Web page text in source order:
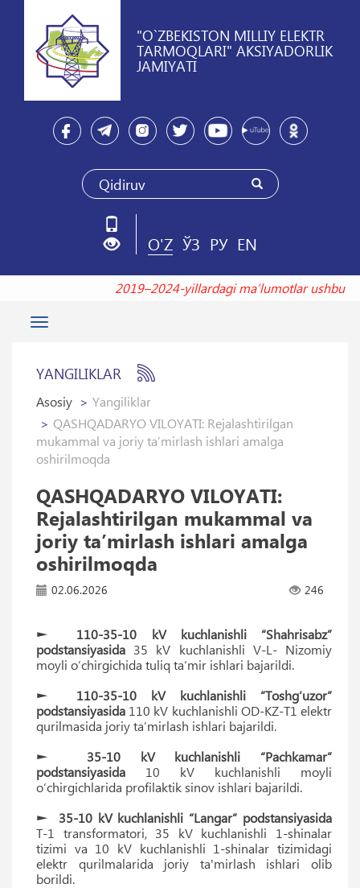
"O`ZBEKISTON MILLIY ELEKTR
TARMOQLARI" AKSIYADORLIK
JAMIYATI
O'Z ЎЗ РУ EN
2019–2024-yillardagi maʼlumotlar
Toggle
YANGILIKLAR
Asosiy
Yangiliklar
QASHQADARYO VILOYATI: Rejalashtirilgan
mukammal va joriy ta’mirlash ishlari amalga
oshirilmoqda
QASHQADARYO VILOYATI:
Rejalashtirilgan mukammal va
joriy ta’mirlash ishlari amalga
oshirilmoqda
02.06.2026 246
►
110-35-10 kV kuchlanishli “Shahrisabz”
podstansiyasida 35 kV kuchlanishli V-L- Nizomiy
moyli o‘chirgichida tuliq ta‘mir ishlari bajarildi.
►
110-35-10 kV kuchlanishli “Toshg‘uzor”
podstansiyasida 110 kV kuchlanishli OD-KZ-T1 elektr
qurilmasida joriy ta’mirlash ishlari bajarildi.
►
35-10 kV kuchlanishli “Pachkamar”
podstansiyasida 10 kV kuchlanishli moyli
o‘chirgichlarida profilaktik sinov ishlari bajarildi.
►
35-10 kV kuchlanishli “Langar” podstansiyasida
T-1 transformatori, 35 kV kuchlanishli 1-shinalar
tizimi va 10 kV kuchlanishli 1-shinalar tizimidagi
elektr qurilmalarida joriy ta'mirlash ishlari olib
borildi.